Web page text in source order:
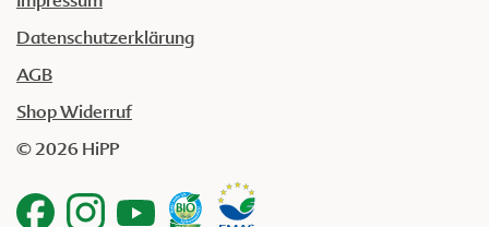
Datenschutzerklärung
AGB
Shop Widerruf
© 2026 HiPP